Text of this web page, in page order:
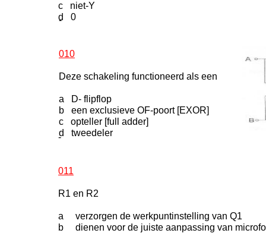
c niet-Y
d 0
-
010
Deze schakeling functioneerd als een
a D- flipflop
b een exclusieve OF-poort [EXOR]
c opteller [full adder]
d tweedeler
-
011
R1 en R2
a verzorgen de werkpuntinstelling van Q1
b dienen voor de juiste aanpassing van